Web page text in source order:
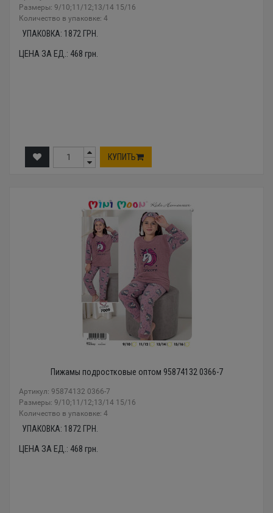
Размеры: 9/10;11/12;13/14 15/16
Количество в упаковке: 4
УПАКОВКА: 1872 ГРН.
ЦЕНА ЗА ЕД.: 468 грн.
КУПИТЬ
Пижамы подростковые оптом 95874132 0366-7
Артикул: 95874132 0366-7
Размеры: 9/10;11/12;13/14 15/16
Количество в упаковке: 4
УПАКОВКА: 1872 ГРН.
ЦЕНА ЗА ЕД.: 468 грн.